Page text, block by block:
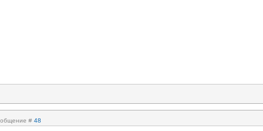
# 48